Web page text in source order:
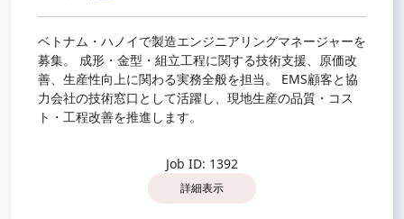
ベトナム・ハノイで製造エンジニアリングマネージャーを
募集。 成形・金型・組立工程に関する技術支援、原価改
善、生産性向上に関わる実務全般を担当。 EMS顧客と協
力会社の技術窓口として活躍し、現地生産の品質・コス
ト・工程改善を推進します。
Job ID: 1392
詳細表示